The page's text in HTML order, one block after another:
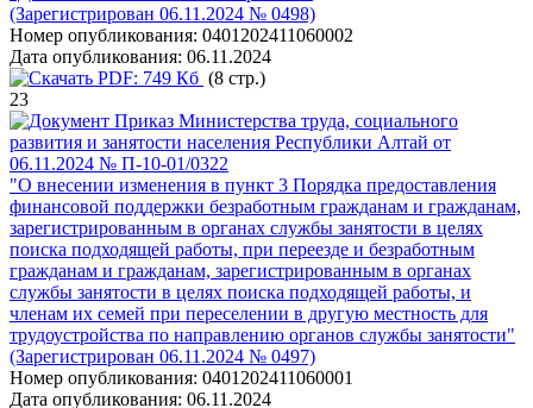
(Зарегистрирован 06.11.2024 № 0498)
Номер опубликования: 0401202411060002
Дата опубликования: 06.11.2024
PDF: 749 Кб (8 стр.)
23
Приказ Министерства труда, социального
развития и занятости населения Республики Алтай от
06.11.2024 № П-10-01/0322
"О внесении изменения в пункт 3 Порядка предоставления
финансовой поддержки безработным гражданам и гражданам,
зарегистрированным в органах службы занятости в целях
поиска подходящей работы, при переезде и безработным
гражданам и гражданам, зарегистрированным в органах
службы занятости в целях поиска подходящей работы, и
членам их семей при переселении в другую местность для
трудоустройства по направлению органов службы занятости"
(Зарегистрирован 06.11.2024 № 0497)
Номер опубликования: 0401202411060001
Дата опубликования: 06.11.2024